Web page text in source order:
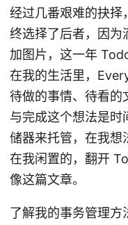
经过几番艰难的抉
终选择了后者，因为
加图片，这一年
在我的生活里，
待做的事情、待看的
与完成这个想法是时
储器来托管，在我想
在我闲置的，翻开
像这篇文章。
了解我的事务管理方